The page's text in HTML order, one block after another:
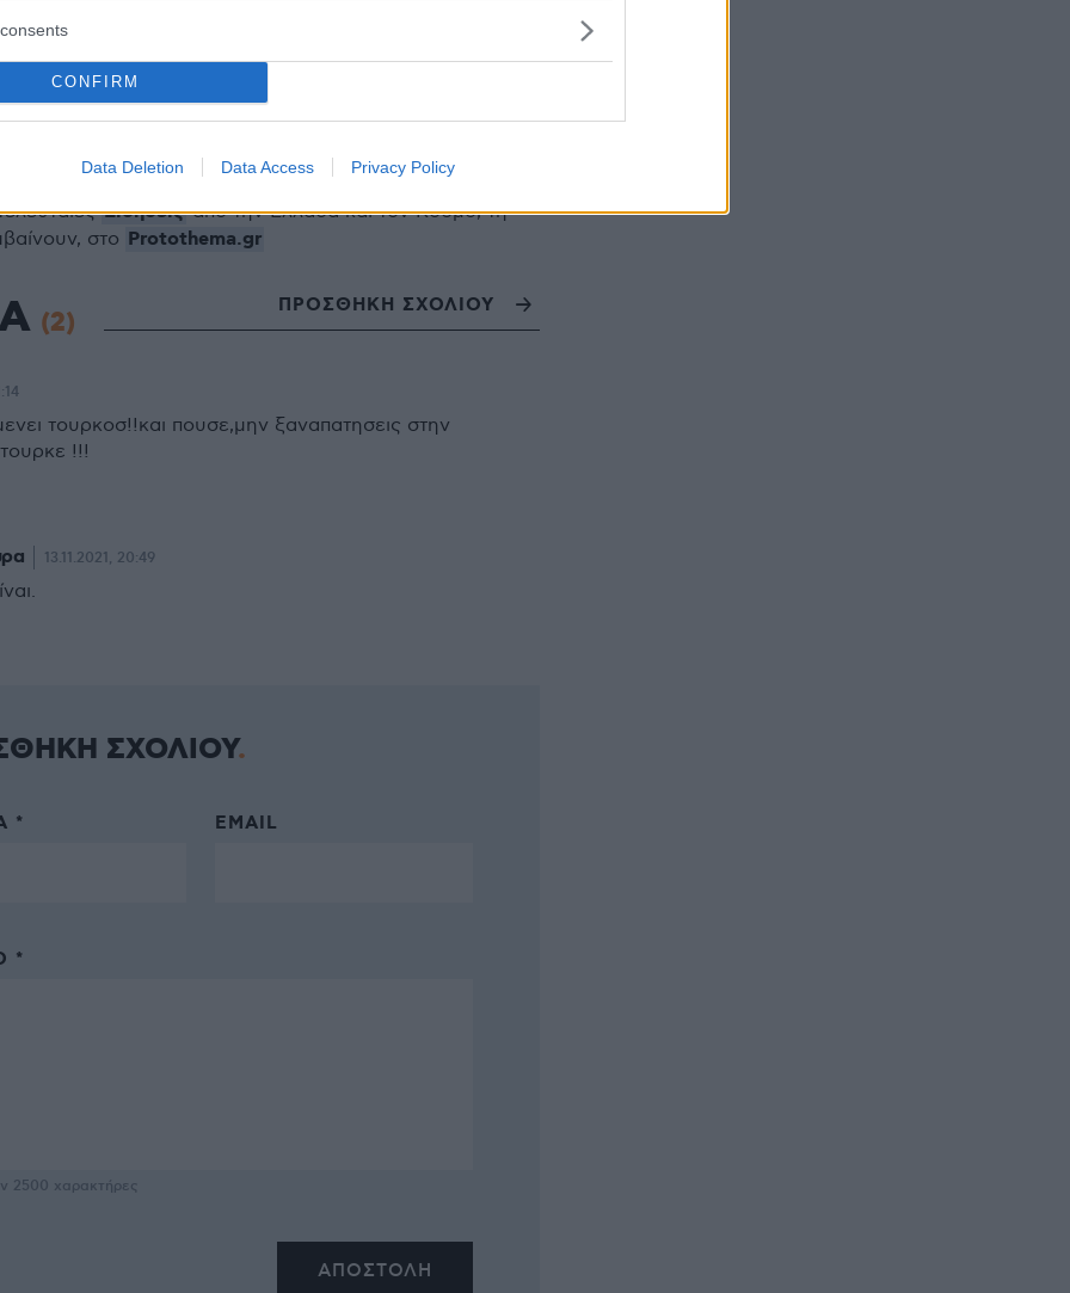
CONFIRM
Data Deletion Data Access Privacy Policy
σας ευχαριστώ» λέει σε νέα, ενθαρρυντική
protothema.gr στο Google Newsκαι μάθετε πρώτοι
Ειδήσειςαπό την Ελλάδα και τον Κόσμο, τη
στο Protothema.gr
(2) ΠΡΟΣΘΗΚΗ ΣΧΟΛΙΟΥ
τουρκοσ!!και πουσε,μην ξαναπατησεις στην
!!!
13.11.2021, 20:49
ΣΧΟΛΙΟΥ
* EMAIL
*
2500 χαρακτήρες